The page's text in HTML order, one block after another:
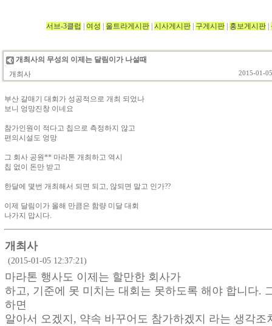
서브-3클럽 여성 울트라게시판 시사게시판 구게시판 홍보게시판
개최사의 무성의 이제는 달림이가 나설때
개최사
2015-01-
부산 갈매기 대회가 성공적으로 개최 되었나
보니 엉망진창 이네요
참가인원이 적다고 칩으로 측정하지 않고
편의시설도 엉망
그 회사 공원** 마라톤 개최하고 역시
칩 없이 돈만 받고
한달에 몇번 개최해서 되면 되고, 않되면 말고 인가??
이제 달림이가 올해 만큼은 함량 미달 대회
나가지 맙시다.
개최사
(2015-01-05 12:37:21)
마라톤 행사도 이제는 할만한 회사가
하고, 기준에 못 미치는 대회는 못하도록 해야 합니다.
하면
알아서 오겠지, 약속 바꾸어도 참가하겠지 라는 생각조